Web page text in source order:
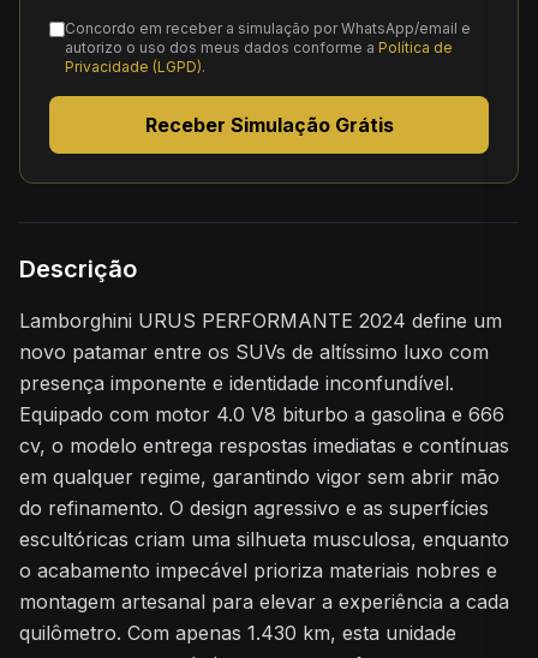
Concordo em receber a simulação por WhatsApp/email e
autorizo o uso dos meus dados conforme a Política de
Privacidade (LGPD).
Receber Simulação Grátis
Descrição
Lamborghini URUS PERFORMANTE 2024 define um
novo patamar entre os SUVs de altíssimo luxo com
presença imponente e identidade inconfundível.
Equipado com motor 4.0 V8 biturbo a gasolina e 666
cv, o modelo entrega respostas imediatas e contínuas
em qualquer regime, garantindo vigor sem abrir mão
do refinamento. O design agressivo e as superfícies
escultóricas criam uma silhueta musculosa, enquanto
o acabamento impecável prioriza materiais nobres e
montagem artesanal para elevar a experiência a cada
quilômetro. Com apenas 1.430 km, esta unidade